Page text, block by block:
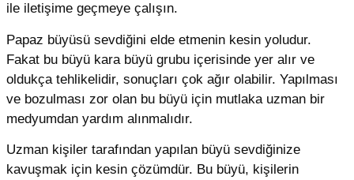
ile iletişime geçmeye çalışın.
Papaz büyüsü sevdiğini elde etmenin kesin yoludur.
Fakat bu büyü kara büyü grubu içerisinde yer alır ve
oldukça tehlikelidir, sonuçları çok ağır olabilir. Yapılması
ve bozulması zor olan bu büyü için mutlaka uzman bir
medyumdan yardım alınmalıdır.
Uzman kişiler tarafından yapılan büyü sevdiğinize
kavuşmak için kesin çözümdür. Bu büyü, kişilerin